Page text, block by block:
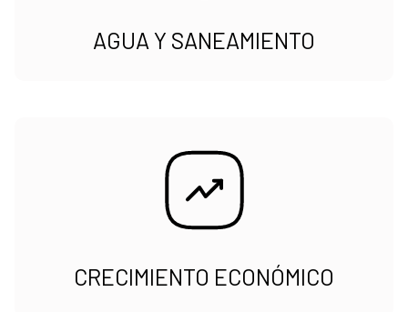
AGUA Y SANEAMIENTO
CRECIMIENTO ECONÓMICO